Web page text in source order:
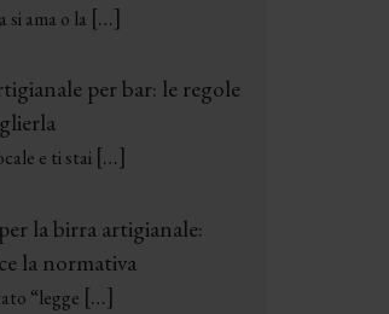
si ama o la […]
per bar: le regole
e ti stai […]
la birra artigianale:
la normativa
“legge […]